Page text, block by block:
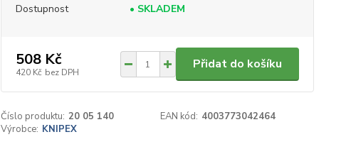
Dostupnost • SKLADEM
508 Kč
420 Kč bez DPH
Přidat do košíku
Číslo produktu: 20 05 140 EAN kód: 4003773042464
Výrobce: KNIPEX